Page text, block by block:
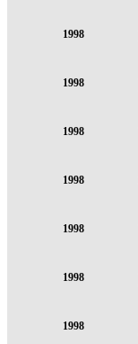
1998
1998
1998
1998
1998
1998
1998